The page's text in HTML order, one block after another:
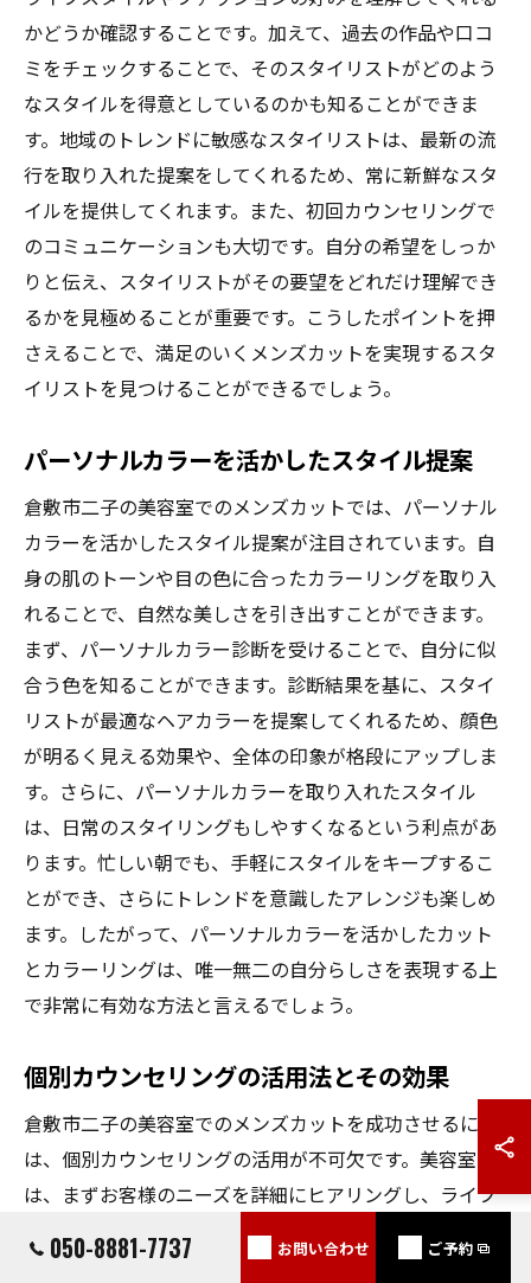
かどうか確認することです。加えて、過去の作品や口コ
ミをチェックすることで、そのスタイリストがどのよう
なスタイルを得意としているのかも知ることができま
す。地域のトレンドに敏感なスタイリストは、最新の流
行を取り入れた提案をしてくれるため、常に新鮮なスタ
イルを提供してくれます。また、初回カウンセリングで
のコミュニケーションも大切です。自分の希望をしっか
りと伝え、スタイリストがその要望をどれだけ理解でき
るかを見極めることが重要です。こうしたポイントを押
さえることで、満足のいくメンズカットを実現するスタ
イリストを見つけることができるでしょう。
パーソナルカラーを活かしたスタイル提案
倉敷市二子の美容室でのメンズカットでは、パーソナル
カラーを活かしたスタイル提案が注目されています。自
身の肌のトーンや目の色に合ったカラーリングを取り入
れることで、自然な美しさを引き出すことができます。
まず、パーソナルカラー診断を受けることで、自分に似
合う色を知ることができます。診断結果を基に、スタイ
リストが最適なヘアカラーを提案してくれるため、顔色
が明るく見える効果や、全体の印象が格段にアップしま
す。さらに、パーソナルカラーを取り入れたスタイル
は、日常のスタイリングもしやすくなるという利点があ
ります。忙しい朝でも、手軽にスタイルをキープするこ
とができ、さらにトレンドを意識したアレンジも楽しめ
ます。したがって、パーソナルカラーを活かしたカット
とカラーリングは、唯一無二の自分らしさを表現する上
で非常に有効な方法と言えるでしょう。
個別カウンセリングの活用法とその効果
倉敷市二子の美容室でのメンズカットを成功させるに
は、個別カウンセリングの活用が不可欠です。美容室で
は、まずお客様のニーズを詳細にヒアリングし、ライフ
スタイルや好みに応じたカットスタイルを提案します。
特に、髪質や顔立ちを考慮したカウンセリングは、お客
050-8881-7737 お問い合わせ ご予約